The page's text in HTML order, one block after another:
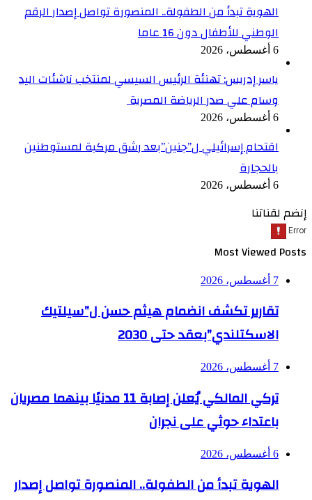
الهوية تبدأ من الطفولة.. المنصورة تواصل إصدار الرقم
الوطني للأطفال دون 16 عاما
6 أغسطس، 2026
ياسر إدريس: تهنئة الرئيس السيسي لمنتخب ناشئات اليد
وسام علي صدر الرياضة المصرية
6 أغسطس، 2026
اقتحام إسرائيلي ل”جنين”بعد رشق مركبة لمستوطنين
بالحجارة
6 أغسطس، 2026
إنضم لقناتنا
Most Viewed Posts
7 أغسطس، 2026
تقارير تكشف انضمام هيثم حسن ل”سيلتيك
الاسكتلندي”بعقد حتى 2030
7 أغسطس، 2026
تركي المالكي يُعلن إصابة 11 مدنيًا بينهما مصريان
باعتداء حوثي على نجران
6 أغسطس، 2026
الهوية تبدأ من الطفولة.. المنصورة تواصل إصدار